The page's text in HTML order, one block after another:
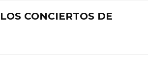
CONCIERTOS DE